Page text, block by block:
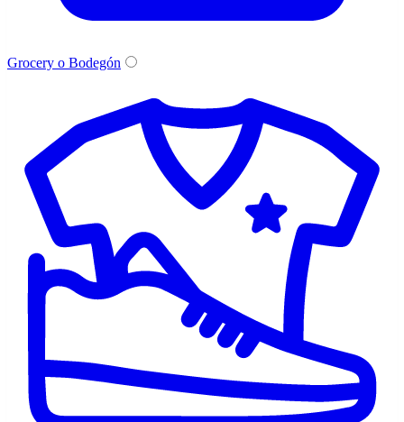
Grocery o Bodegón